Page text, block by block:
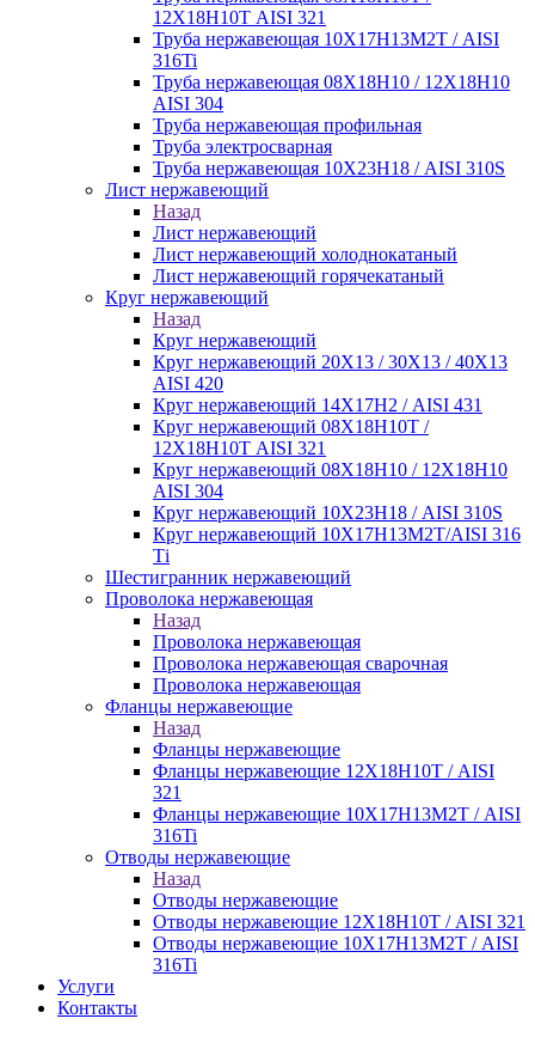
12Х18Н10Т AISI 321
Труба нержавеющая 10Х17Н13М2Т / AISI
316Ti
Труба нержавеющая 08Х18Н10 / 12Х18Н10
AISI 304
Труба нержавеющая профильная
Труба электросварная
Труба нержавеющая 10Х23Н18 / AISI 310S
Лист нержавеющий
Назад
Лист нержавеющий
Лист нержавеющий холоднокатаный
Лист нержавеющий горячекатаный
Круг нержавеющий
Назад
Круг нержавеющий
Круг нержавеющий 20Х13 / 30Х13 / 40Х13
AISI 420
Круг нержавеющий 14Х17Н2 / AISI 431
Круг нержавеющий 08Х18Н10Т /
12Х18Н10Т AISI 321
Круг нержавеющий 08Х18Н10 / 12Х18Н10
AISI 304
Круг нержавеющий 10Х23Н18 / AISI 310S
Круг нержавеющий 10Х17Н13М2Т/AISI 316
Тi
Шестигранник нержавеющий
Проволока нержавеющая
Назад
Проволока нержавеющая
Проволока нержавеющая сварочная
Проволока нержавеющая
Фланцы нержавеющие
Назад
Фланцы нержавеющие
Фланцы нержавеющие 12Х18Н10Т / AISI
321
Фланцы нержавеющие 10Х17Н13М2Т / AISI
316Ti
Отводы нержавеющие
Назад
Отводы нержавеющие
Отводы нержавеющие 12Х18Н10Т / AISI 321
Отводы нержавеющие 10Х17Н13М2Т / AISI
316Ti
Услуги
Контакты